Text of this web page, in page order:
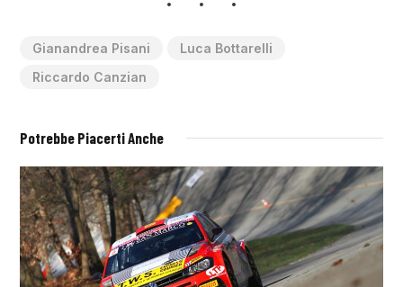
Gianandrea Pisani
Luca Bottarelli
Riccardo Canzian
Potrebbe Piacerti Anche